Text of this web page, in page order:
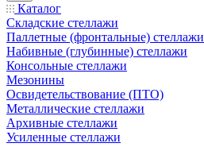
Каталог
Складские стеллажи
Паллетные (фронтальные) стеллажи
Набивные (глубинные) стеллажи
Консольные стеллажи
Мезонины
Освидетельствование (ПТО)
Металлические стеллажи
Архивные стеллажи
Усиленные стеллажи